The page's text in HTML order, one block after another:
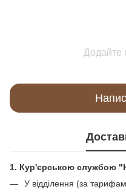
Додайте
1. Кур'єрською службою
У відділення (за